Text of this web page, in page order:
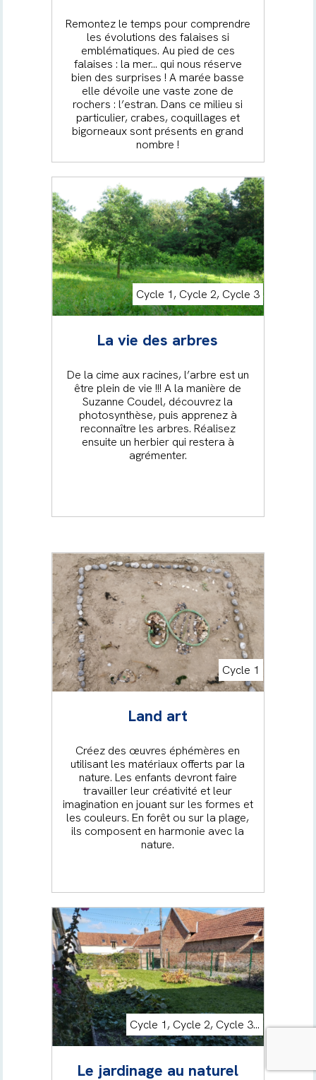
Remontez le temps pour comprendre
les évolutions des falaises si
emblématiques. Au pied de ces
falaises : la mer… qui nous réserve
bien des surprises ! A marée basse
elle dévoile une vaste zone de
rochers : l’estran. Dans ce milieu si
particulier, crabes, coquillages et
bigorneaux sont présents en grand
nombre !
Cycle 1, Cycle 2, Cycle 3
La vie des arbres
De la cime aux racines, l’arbre est un
être plein de vie !!! A la manière de
Suzanne Coudel, découvrez la
photosynthèse, puis apprenez à
reconnaître les arbres. Réalisez
ensuite un herbier qui restera à
agrémenter.
Cycle 1
Land art
Créez des œuvres éphémères en
utilisant les matériaux offerts par la
nature. Les enfants devront faire
travailler leur créativité et leur
imagination en jouant sur les formes et
les couleurs. En forêt ou sur la plage,
ils composent en harmonie avec la
nature.
Cycle 1, Cycle 2, Cycle 3...
Le jardinage au naturel